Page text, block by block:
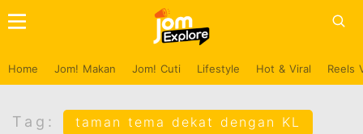
Home Jom! Makan Jom! Cuti Lifestyle Hot & Viral Reels
Tag: taman tema dekat dengan KL